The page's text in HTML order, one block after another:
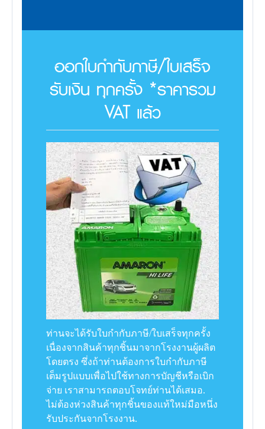
ออกใบกำกับภาษี/ใบเสร็จ
รับเงิน ทุกครั้ง *ราคารวม
VAT แล้ว
ท่านจะได้รับใบกำกับภาษี/ใบเสร็จทุกครั้ง
เนื่องจากสินค้าทุกชิ้นมาจากโรงงานผู้ผลิต
โดยตรง ซึ่งถ้าท่านต้องการใบกำกับภาษี
เต็มรูปแบบเพื่อไปใช้ทางการบัญชีหรือเบิก
จ่าย เราสามารถตอบโจทย์ท่านได้เสมอ.
ไม่ต้องห่วงสินค้าทุกชิ้นของแท้ใหม่มือหนึ่ง
รับประกันจากโรงงาน.